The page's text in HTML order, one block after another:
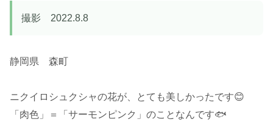
撮影 2022.8.8
静岡県 森町
ニクイロシュクシャの花が、とても美しかったです😊
「肉色」＝「サーモンピンク」のことなんです🐟